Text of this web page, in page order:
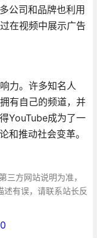
公司和品牌也利用
在视频中展示广告
力。许多知名人
有自己的频道，并
YouTube成为了一
和推动社会变革。
三方网站说明为准，
有误，请联系站长反